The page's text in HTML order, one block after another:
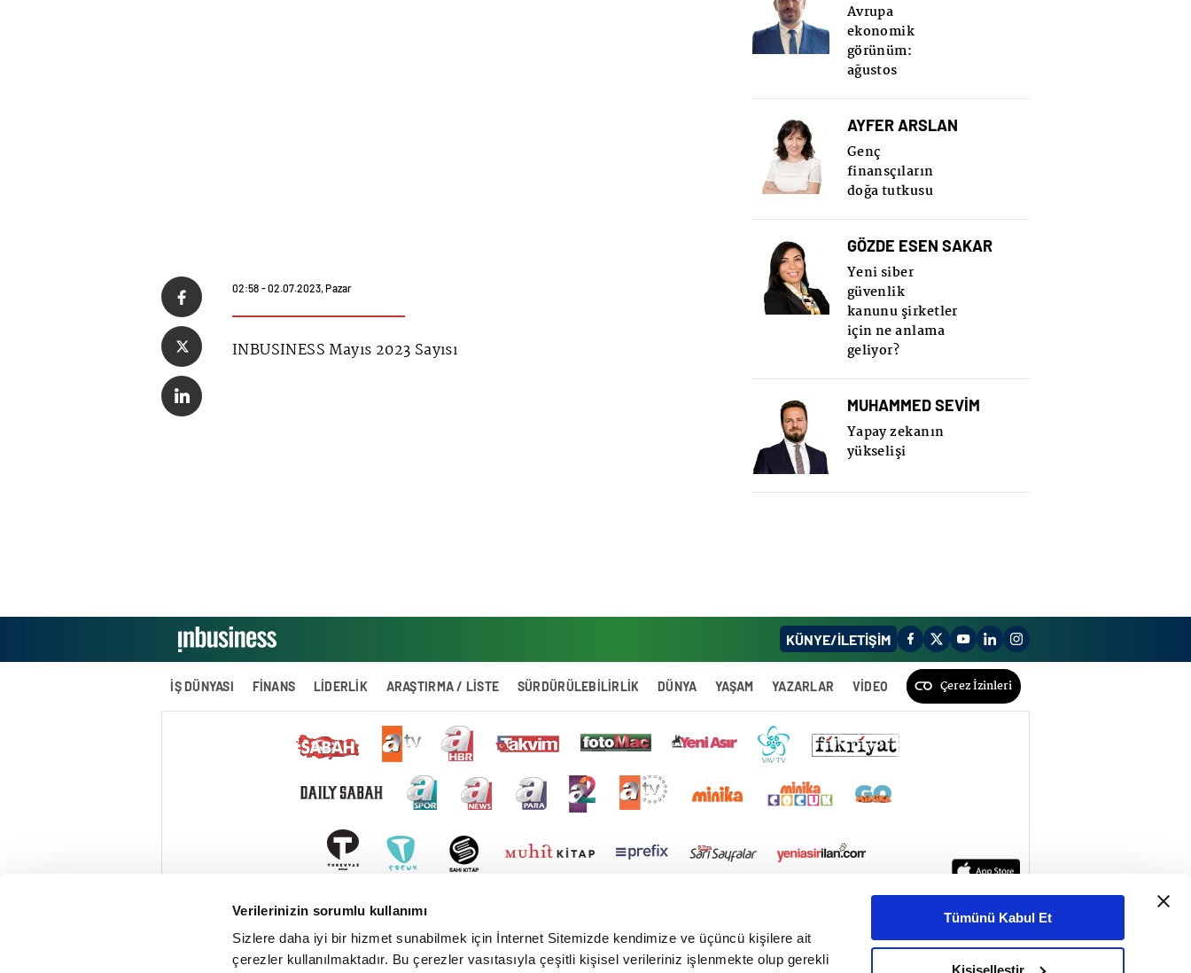
Verilerinizin sorumlu kullanımı
Sizlere daha iyi bir hizmet sunabilmek için İnternet Sitemizde kendimize ve üçüncü kişilere ait
çerezler kullanılmaktadır. Bu çerezler vasıtasıyla çeşitli kişisel verileriniz işlenmekte olup gerekli
Tümünü Kabul Et
Kişiselleştir
02:58 - 02.07.2023, Pazar
INBUSINESS Mayıs 2023 Sayısı
Avrupa
ekonomik
görünüm:
ağustos
AYFER ARSLAN
Genç
finansçıların
doğa tutkusu
GÖZDE ESEN SAKAR
Yeni siber
güvenlik
kanunu şirketler
için ne anlama
geliyor?
MUHAMMED SEVİM
Yapay zekanın
yükselişi
KÜNYE/İLETİŞİM
İŞ DÜNYASI FİNANS LİDERLİK ARAŞTIRMA / LİSTE SÜRDÜRÜLEBİLİRLİK DÜNYA YAŞAM YAZARLAR VİDEO Çerez İzinleri